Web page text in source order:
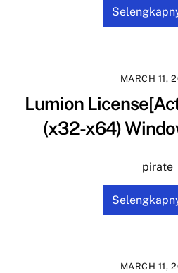
MARCH 11,
Lumion
(x32-x64)
pirate
MARCH 11,